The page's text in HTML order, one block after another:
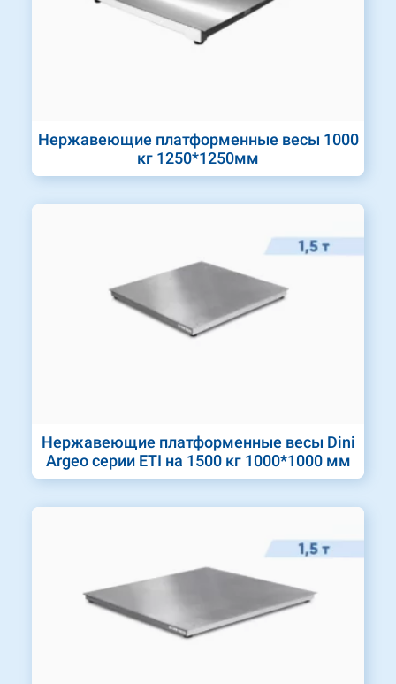
Нержавеющие платформенные весы 1000
кг 1250*1250мм
Нержавеющие платформенные весы Dini
Argeo серии ETI на 1500 кг 1000*1000 мм